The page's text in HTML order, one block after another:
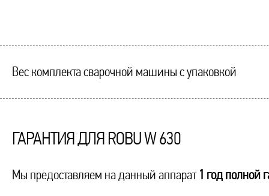
Вес комплекта сварочной машины с упаковкой
ГАРАНТИЯ ДЛЯ ROBU W 630
Мы предоставляем на данный аппарат 1 год полной